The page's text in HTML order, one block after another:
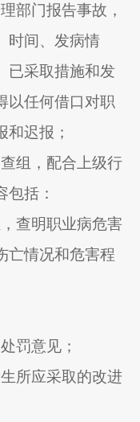
部门报告事故，
时间、发病情
已采取措施和发
以任何借口对职
迟报；
组，配合上级行
括：
查明职业病危害
亡情况和危害程
罚意见；
所应采取的改进